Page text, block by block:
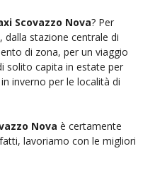
Scovazzo Nova? Per
stazione centrale di
di zona, per un viaggio
solito capita in estate per
inverno per le località di
Nova è certamente
lavoriamo con le migliori